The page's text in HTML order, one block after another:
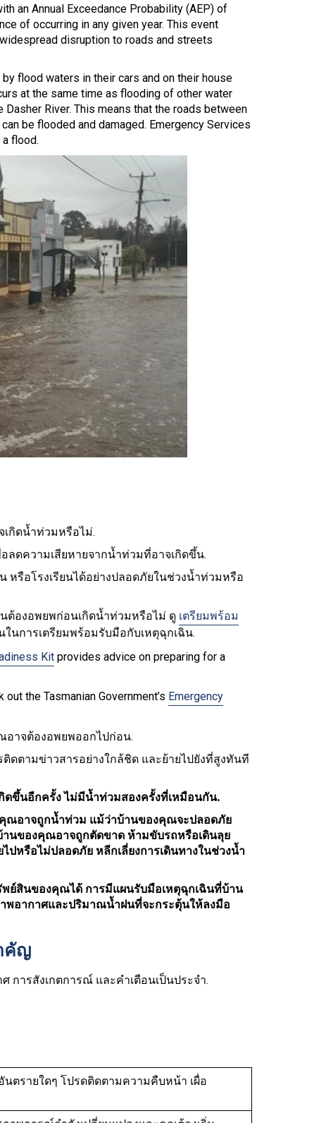
an Annual Exceedance Probability (AEP) of
of occurring in any given year. This event
disruption to roads and streets
flood waters in their cars and on their house
at the same time as flooding of other water
River. This means that the roads between
be flooded and damaged. Emergency Services
flood.
กิดน้ำท่วมหรือไม่.
ดความเสียหายจากน้ำท่วมที่อาจเกิดขึ้น.
รือโรงเรียนได้อย่างปลอดภัยในช่วงน้ำท่วมหรือ
ต้องอพยพก่อนเกิดน้ำท่วมหรือไม่ ดู เตรียมพร้อม
นการเตรียมพร้อมรับมือกับเหตุฉุกเฉิน.
Kit provides advice on preparing for a
the Tasmanian Government’s Emergency
าจต้องอพยพออกไปก่อน.
ตามข่าวสารอย่างใกล้ชิด และย้ายไปยังที่สูงทันที
ดขึ้นอีกครั้ง ไม่มีน้ำท่วมสองครั้งที่เหมือนกัน.
ณอาจถูกน้ำท่วม แม้ว่าบ้านของคุณจะปลอดภัย
นของคุณอาจถูกตัดขาด ห้ามขับรถหรือเดินลุย
หรือไม่ปลอดภัย หลีกเลี่ยงการเดินทางในช่วงน้ำ
ย์สินของคุณได้ การมีแผนรับมือเหตุฉุกเฉินที่บ้าน
พอากาศและปริมาณน้ำฝนที่จะกระตุ้นให้ลงมือ
คัญ
การสังเกตการณ์ และคำเตือนเป็นประจำ.
ตรายใดๆ โปรดติดตามความคืบหน้า เผื่อ